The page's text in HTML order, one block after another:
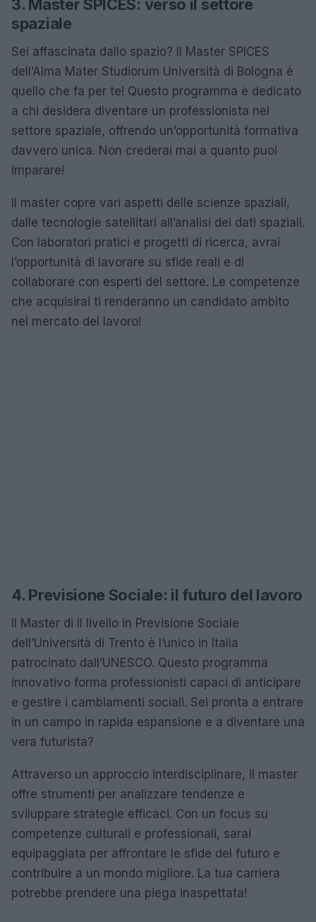
3. Master SPICES: verso il settore
spaziale
Sei affascinata dallo spazio? Il Master SPICES
dell’Alma Mater Studiorum Università di Bologna è
quello che fa per te! Questo programma è dedicato
a chi desidera diventare un professionista nel
settore spaziale, offrendo un’opportunità formativa
davvero unica. Non crederai mai a quanto puoi
imparare!
Il master copre vari aspetti delle scienze spaziali,
dalle tecnologie satellitari all’analisi dei dati spaziali.
Con laboratori pratici e progetti di ricerca, avrai
l’opportunità di lavorare su sfide reali e di
collaborare con esperti del settore. Le competenze
che acquisirai ti renderanno un candidato ambito
nel mercato del lavoro!
4. Previsione Sociale: il futuro del lavoro
Il Master di II livello in Previsione Sociale
dell’Università di Trento è l’unico in Italia
patrocinato dall’UNESCO. Questo programma
innovativo forma professionisti capaci di anticipare
e gestire i cambiamenti sociali. Sei pronta a entrare
in un campo in rapida espansione e a diventare una
vera futurista?
Attraverso un approccio interdisciplinare, il master
offre strumenti per analizzare tendenze e
sviluppare strategie efficaci. Con un focus su
competenze culturali e professionali, sarai
equipaggiata per affrontare le sfide del futuro e
contribuire a un mondo migliore. La tua carriera
potrebbe prendere una piega inaspettata!